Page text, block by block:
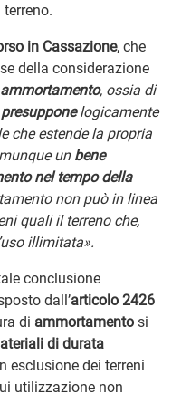
in Cassazione, che
della considerazione
, ossia di
presupponelogicamente
che estende la propria
un bene
nel tempo della
non può in linea
quali il terreno che,
illimitata».
conclusione
dall’articolo 2426
di ammortamento si
di durata
esclusione dei terreni
utilizzazione non